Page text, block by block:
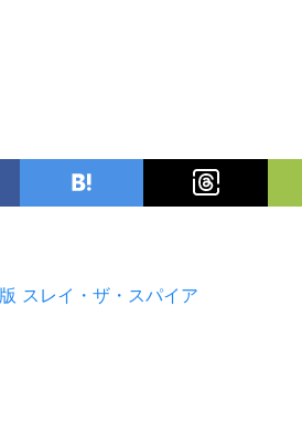
スレイ・ザ・スパイア